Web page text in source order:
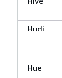
Hudi
Hue